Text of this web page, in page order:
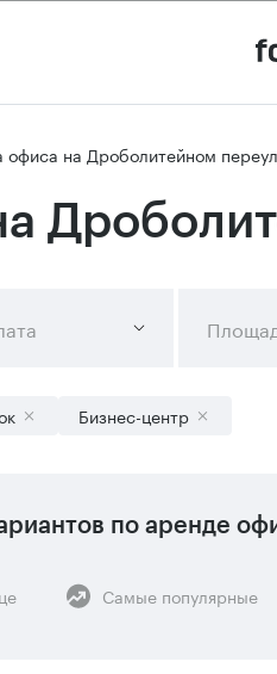
офиса на Дроболитейном
Бизнес-центр
по аренде
Самые популярные